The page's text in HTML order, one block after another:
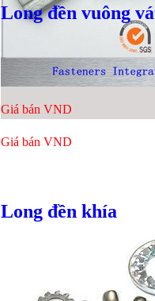
Giá bán VND
Giá bán VND
Long đền vuông
Long đền khía